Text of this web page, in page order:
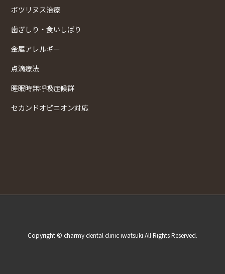
ボツリヌス治療
歯ぎしり・食いしばり
金属アレルギー
点滴療法
睡眠時無呼吸症候群
セカンドオピニオン対応
Copyright © charmy dental clinic iwatsuki All Rights Reserved.